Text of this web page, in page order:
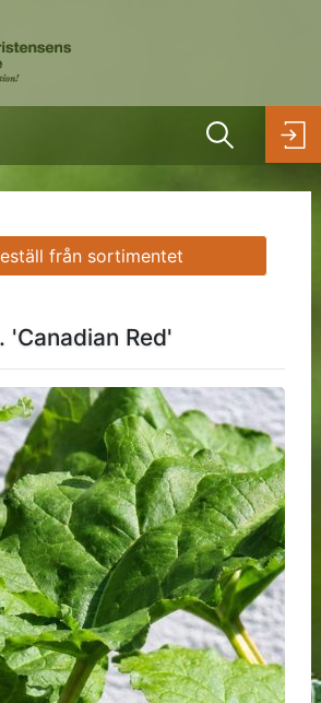
'Canadian Red'
från sortimentet